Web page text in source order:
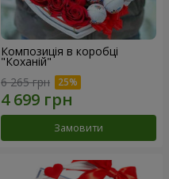
Композиція в коробці
"Коханій"
6 265 грн
Замовити